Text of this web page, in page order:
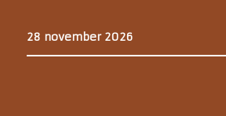
28 november 2026